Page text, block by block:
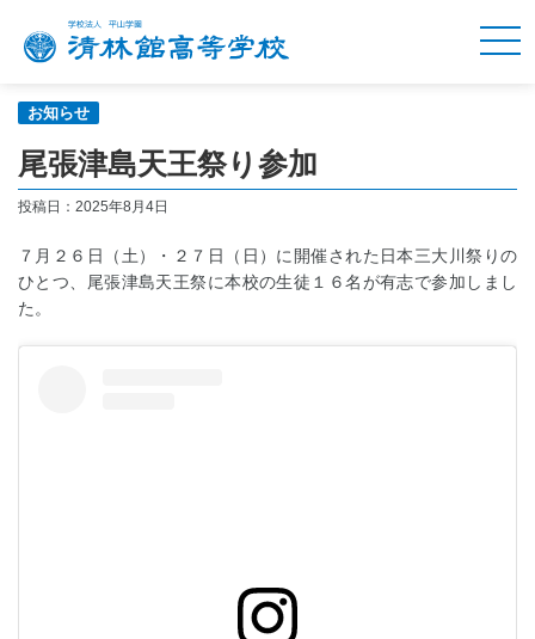
お知らせ
尾張津島天王祭り参加
投稿日： 2025年8月4日
７月２６日（土）・２７日（日）に開催された日本三大川祭りの
ひとつ、尾張津島天王祭に本校の生徒１６名が有志で参加しまし
た。